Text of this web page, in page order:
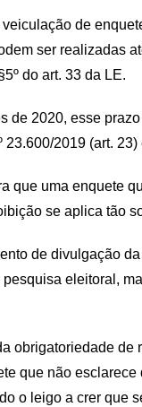
de
ser realizadas
do art. 33 da LE.
de 2020, esse
2019 (art.
que uma enquete
se aplica tão
de divulgação
eleitoral,
obrigatoriedade de
que não
o leigo a crer que